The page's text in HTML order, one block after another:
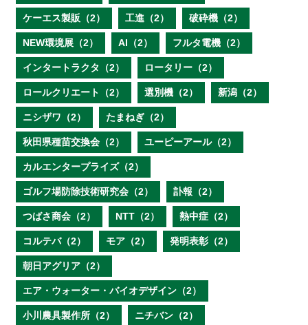
ケーエス製販（2） 工進（2） 破砕機（2）
NEW環境展（2） AI（2） フルタ電機（2）
インタートラクタ（2） ロータリー（2）
ロールクリエート（2） 選別機（2） 新潟（2）
ニシザワ（2） たまねぎ（2）
秋田県種苗交換会（2） ユーピーアール（2）
カルエンタープライズ（2）
ゴルフ場防除技術研究会（2） 訃報（2）
つばさ商会（2） NTT（2） 熱中症（2）
コルテバ（2） モア（2） 発明表彰（2）
朝日アグリア（2）
エア・ウォーター・バイオデザイン（2）
小川農具製作所（2） ニチバン（2）